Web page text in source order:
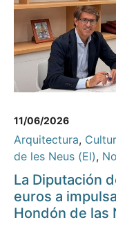
11/06/2026
Arquitectura,
de les Neus (El),
La Diputación
euros a
Hondón de las